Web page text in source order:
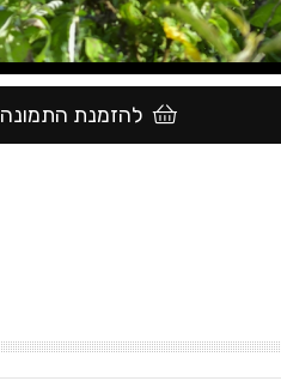
להזמנת התמונה